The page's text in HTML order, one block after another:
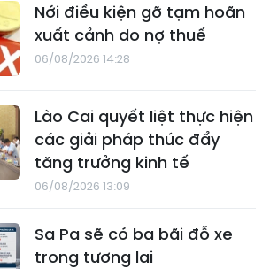
Nới điều kiện gỡ tạm hoãn
xuất cảnh do nợ thuế
06/08/2026 14:28
Lào Cai quyết liệt thực hiện
các giải pháp thúc đẩy
tăng trưởng kinh tế
06/08/2026 13:09
Sa Pa sẽ có ba bãi đỗ xe
trong tương lai